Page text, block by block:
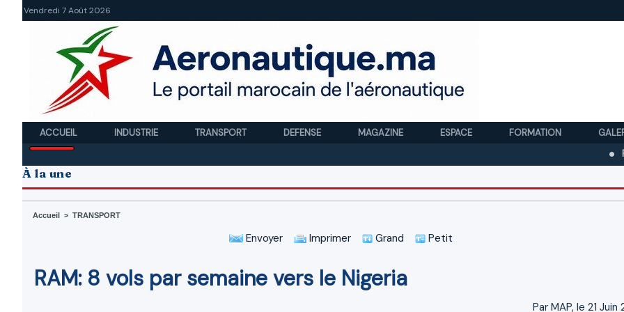
Vendredi 7 Août 2026
ACCUEIL INDUSTRIE TRANSPORT DEFENSE MAGAZINE ESPACE FORMATION
Royal
À la une
Accueil > TRANSPORT
Envoyer Imprimer Grand Petit
RAM: 8 vols par semaine vers le Nigeria
Par MAP, le 21